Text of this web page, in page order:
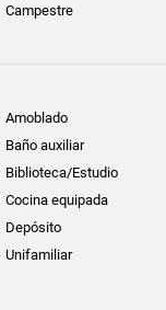
Campestre
Amoblado
Baño auxiliar
Biblioteca/Estudio
Cocina equipada
Depósito
Unifamiliar